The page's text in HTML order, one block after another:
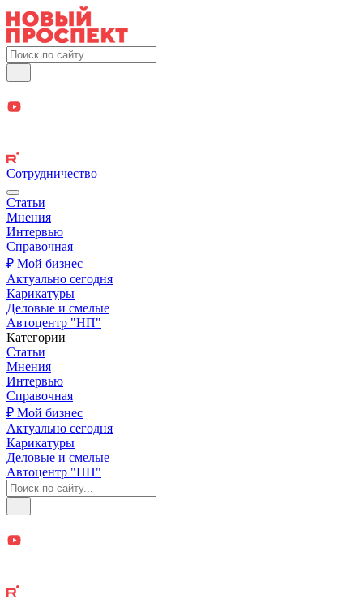
Сотрудничество
Статьи
Мнения
Интервью
Справочная
₽ Мой бизнес
Актуально сегодня
Карикатуры
Деловые и смелые
Автоцентр "НП"
Категории
Статьи
Мнения
Интервью
Справочная
₽ Мой бизнес
Актуально сегодня
Карикатуры
Деловые и смелые
Автоцентр "НП"